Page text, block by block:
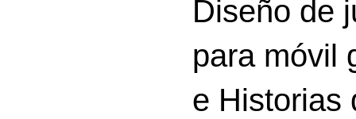
Diseño de
para móvil
e Historias